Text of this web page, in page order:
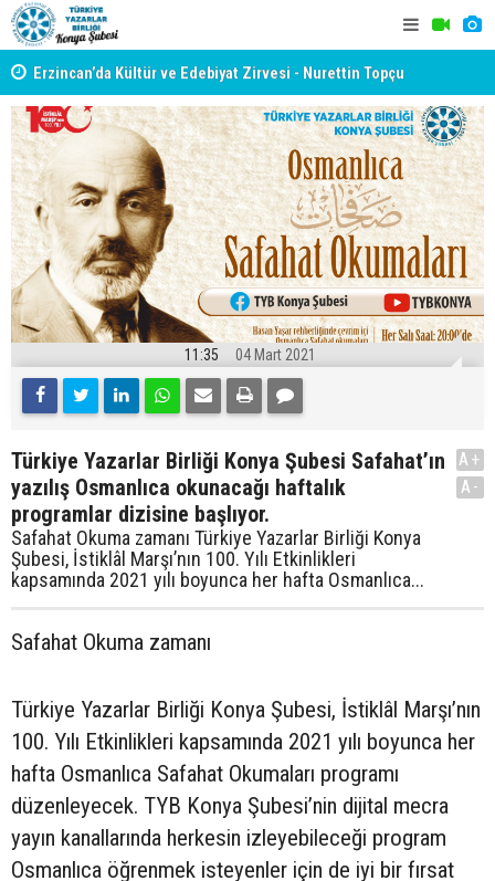
Erzincan’da Kültür ve Edebiyat Zirvesi - Nurettin Topçu
Sokağı Açılışı
11:35 04 Mart 2021
Türkiye Yazarlar Birliği Konya Şubesi Safahat’ın
yazılış Osmanlıca okunacağı haftalık
programlar dizisine başlıyor.
Safahat Okuma zamanı Türkiye Yazarlar Birliği Konya
Şubesi, İstiklâl Marşı’nın 100. Yılı Etkinlikleri
kapsamında 2021 yılı boyunca her hafta Osmanlıca...
A+
A-
Safahat Okuma zamanı
Türkiye Yazarlar Birliği Konya Şubesi, İstiklâl Marşı’nın
100. Yılı Etkinlikleri kapsamında 2021 yılı boyunca her
hafta Osmanlıca Safahat Okumaları programı
düzenleyecek. TYB Konya Şubesi’nin dijital mecra
yayın kanallarında herkesin izleyebileceği program
Osmanlıca öğrenmek isteyenler için de iyi bir fırsat